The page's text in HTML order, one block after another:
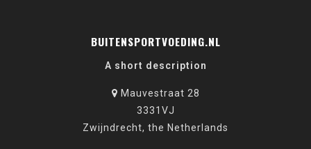
BUITENSPORTVOEDING.NL
A short description
Mauvestraat 28
3331VJ
Zwijndrecht, the Netherlands